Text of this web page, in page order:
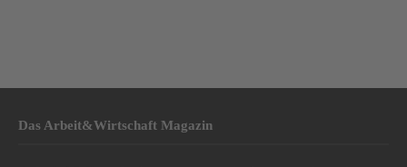
Das Arbeit&Wirtschaft Magazin